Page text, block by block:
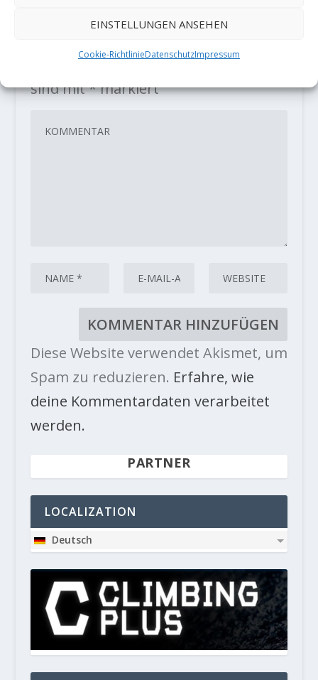
EINSTELLUNGEN ANSEHEN
Cookie-RichtlinieDatenschutzImpressum
Deine E-Mail-Adresse wird nicht
sind mit*markiert
Diese Website verwendet Akismet, um
Spam zu reduzieren. Erfahre, wie
deine Kommentardaten verarbeitet
werden.
PARTNER
LOCALIZATION
Deutsch